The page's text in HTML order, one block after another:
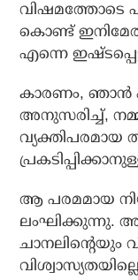
വിഷമത്തോടെ
കൊണ്ട്
എന്നെ
കാരണം, ഞാന്‍
അനുസരിച്ച്,
വ്യക്തിപരമായ
ആ പരമമായ
ലംഘിക്കുന്നു.
ചാനലിന്റെയും